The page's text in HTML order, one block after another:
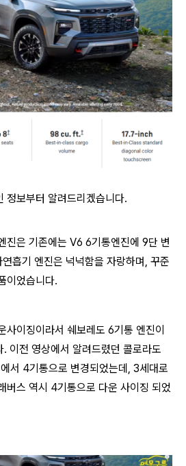
정보부터 알려드리겠습니다.
진은 기존에는 V6 6기통엔진에 9단 변
흡기 엔진은 넉넉함을 자랑하며, 꾸준
이었습니다.
사이징이라서 쉐보레도 6기통 엔진이
이전 영상에서 알려드렸던 콜로라도
서 4기통으로 변경되었는데, 3세대로
버스 역시 4기통으로 다운 사이징 되었